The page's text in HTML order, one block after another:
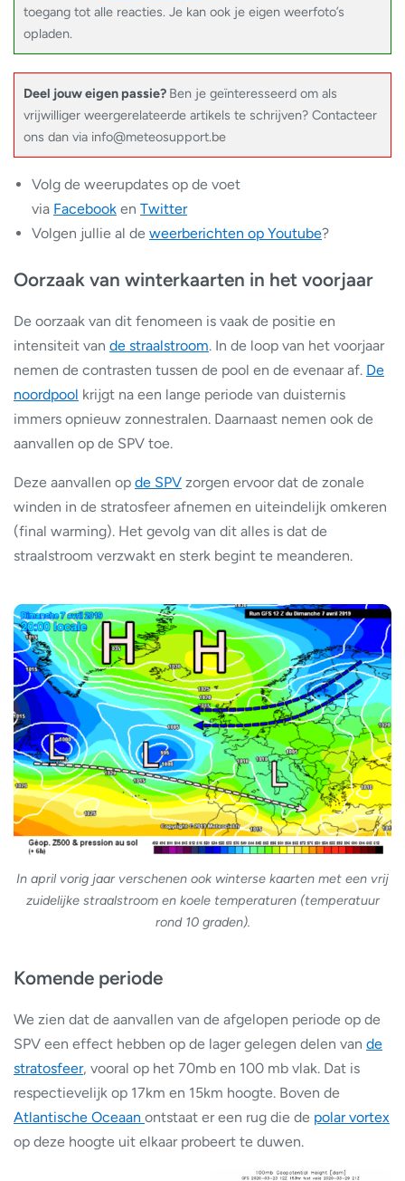
toegang tot alle reacties. Je kan ook je eigen weerfoto’s
opladen.
Deel jouw eigen passie? Ben je geïnteresseerd om als
vrijwilliger weergerelateerde artikels te schrijven? Contacteer
ons dan via info@meteosupport.be
Volg de weerupdates op de voet
via Facebook en Twitter
Volgen jullie al de weerberichten op Youtube?
Oorzaak van winterkaarten in het voorjaar
De oorzaak van dit fenomeen is vaak de positie en
intensiteit van de straalstroom. In de loop van het voorjaar
nemen de contrasten tussen de pool en de evenaar af. De
noordpool krijgt na een lange periode van duisternis
immers opnieuw zonnestralen. Daarnaast nemen ook de
aanvallen op de SPV toe.
Deze aanvallen op de SPV zorgen ervoor dat de zonale
winden in de stratosfeer afnemen en uiteindelijk omkeren
(final warming). Het gevolg van dit alles is dat de
straalstroom verzwakt en sterk begint te meanderen.
In april vorig jaar verschenen ook winterse kaarten met een vrij
zuidelijke straalstroom en koele temperaturen (temperatuur
rond 10 graden).
Komende periode
We zien dat de aanvallen van de afgelopen periode op de
SPV een effect hebben op de lager gelegen delen van de
stratosfeer, vooral op het 70mb en 100 mb vlak. Dat is
respectievelijk op 17km en 15km hoogte. Boven de
Atlantische Oceaan ontstaat er een rug die de polar vortex
op deze hoogte uit elkaar probeert te duwen.